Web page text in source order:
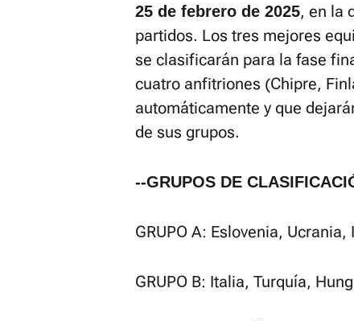
25 de febrero de 2025, en la
partidos. Los tres mejores
se clasificarán para la fase
cuatro anfitriones (Chipre,
automáticamente y que
de sus grupos.
--GRUPOS DE
GRUPO A: Eslovenia,
GRUPO B: Italia, Turquía,